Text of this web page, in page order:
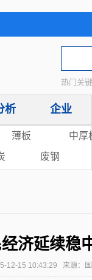
热门关
析 企业
薄板
中厚
废钢
济延续稳
12-15 10:43:29 来源：